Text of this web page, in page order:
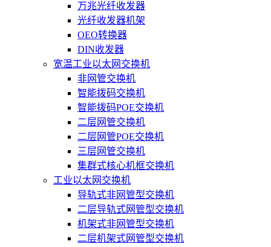
万兆光纤收发器
光纤收发器机架
OEO转换器
DIN收发器
宽温工业以太网交换机
非网管交换机
智能拨码交换机
智能拨码POE交换机
二层网管交换机
二层网管POE交换机
三层网管交换机
集群式核心机框交换机
工业以太网交换机
导轨式非网管型交换机
二层导轨式网管型交换机
机架式非网管型交换机
二层机架式网管型交换机